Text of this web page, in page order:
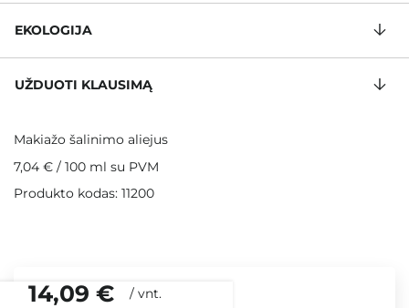
14,09 € / vnt.
EKOLOGIJA
UŽDUOTI KLAUSIMĄ
Makiažo šalinimo aliejus
7,04 € / 100 ml su PVM
Produkto kodas: 11200